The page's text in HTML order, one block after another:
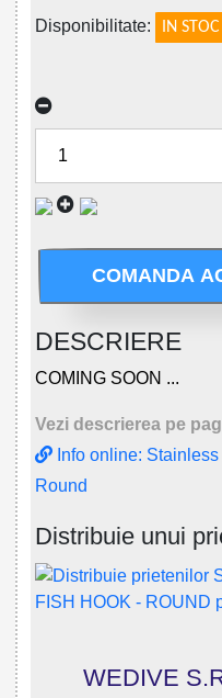
Disponibilitate: IN
COMANDA
DESCRIERE
COMING SOON ...
Vezi descrierea pe
Info online:
Round
Distribuie unui
WEDIVE